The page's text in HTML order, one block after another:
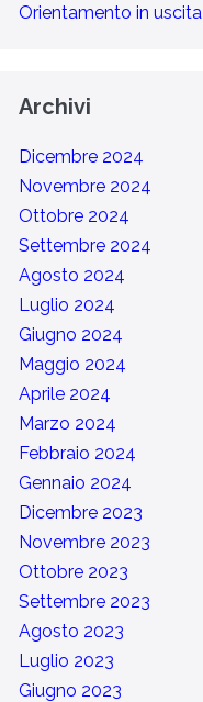
Orientamento in uscita
Archivi
Dicembre 2024
Novembre 2024
Ottobre 2024
Settembre 2024
Agosto 2024
Luglio 2024
Giugno 2024
Maggio 2024
Aprile 2024
Marzo 2024
Febbraio 2024
Gennaio 2024
Dicembre 2023
Novembre 2023
Ottobre 2023
Settembre 2023
Agosto 2023
Luglio 2023
Giugno 2023